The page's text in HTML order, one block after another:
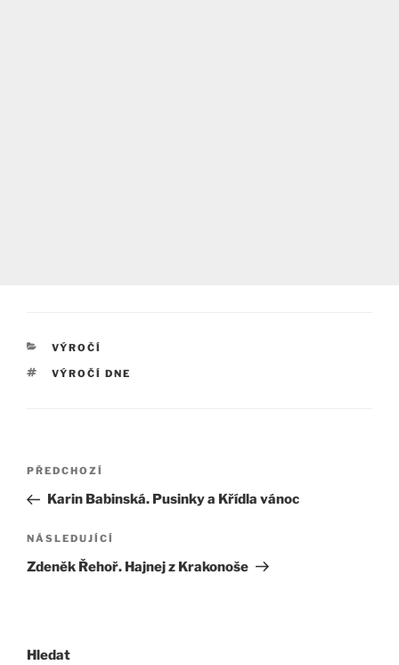
RUBRIKY
VÝROČÍ
ŠTÍTKY
VÝROČÍ DNE
Navigace
příspěvek
Předchozí
příspěvek
PŘEDCHOZÍ
Karin Babinská. Pusinky a Křídla vánoc
Následující
příspěvek
NÁSLEDUJÍCÍ
Zdeněk Řehoř. Hajnej z Krakonoše
Hledat